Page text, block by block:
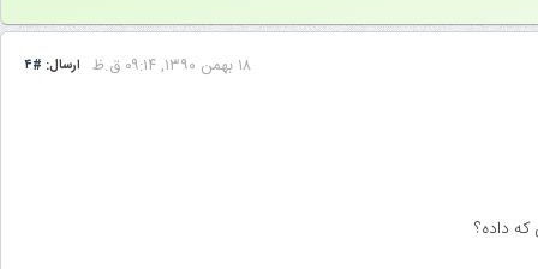
ارسال: #۴ ۱۸ بهمن ۱۳۹۰, ۰۹:۱۴ ق.ظ